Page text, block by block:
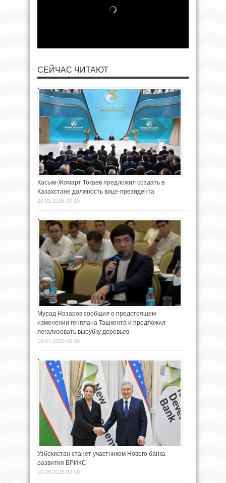
СЕЙЧАС ЧИТАЮТ
Касым-Жомарт Токаев предложил создать в
Казахстане должность вице-президента
20.01.2026 20:10
Мурад Назаров сообщил о предстоящем
изменении генплана Ташкента и предложил
легализовать вырубку деревьев
18.07.2025 02:00
Узбекистан станет участником Нового банка
развития БРИКС
10.06.2025 02:00